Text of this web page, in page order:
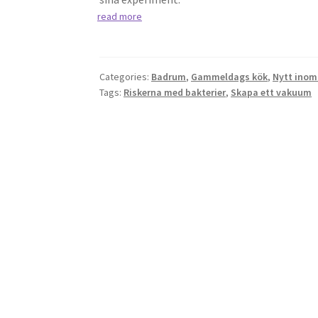
read more
Categories: Badrum, Gammeldags kök, Nytt
Tags: Riskerna med bakterier, Skapa ett vakuum